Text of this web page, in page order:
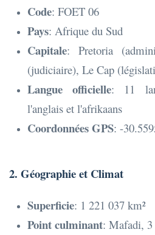
Code: FOET 06
Pays: Afrique du Sud
Capitale: Pretoria
(judiciaire), Le Cap
Langue officielle: 11
l'anglais et l'afrikaans
Coordonnées GPS: -
2. Géographie et Climat
Superficie: 1 221 037 km²
Point culminant: Mafadi,